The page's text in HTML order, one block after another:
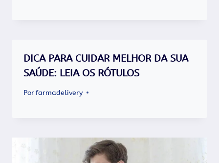
DICA PARA CUIDAR MELHOR DA SUA
SAÚDE: LEIA OS RÓTULOS
Porfarmadelivery